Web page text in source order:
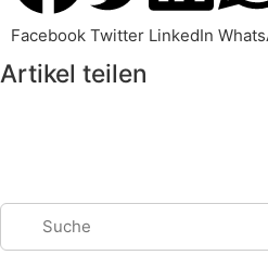
Facebook Twitter LinkedIn
Artikel teilen